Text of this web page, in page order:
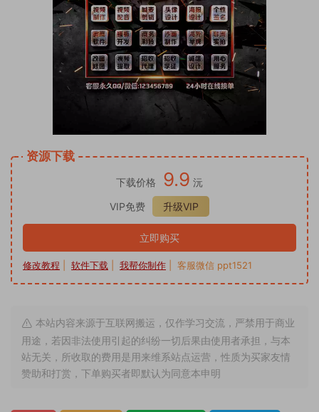
资源下载
下载价格 9.9 沅
VIP免费
升级VIP
立即购买
修改教程 软件下载 我帮你制作 | 客服微信 ppt1521
本站内容来源于互联网搬运，仅作学习交流，严禁用于商业
用途，若因非法使用引起的纠纷一切后果由使用者承担，与本
站无关，所收取的费用是用来维系站点运营，性质为买家友情
赞助和打赏，下单购买者即默认为同意本申明